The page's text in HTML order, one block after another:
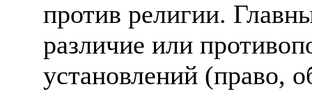
против религии.
различие или
установлений (право,